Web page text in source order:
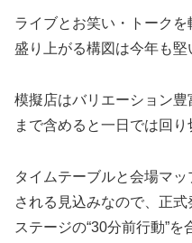
ライブとお笑い・トーク
盛り上がる構図は今年も堅
模擬店はバリエーション
まで含めると一日では回り
タイムテーブルと会場マ
される見込みなので、正
ステージの“30分前行動”